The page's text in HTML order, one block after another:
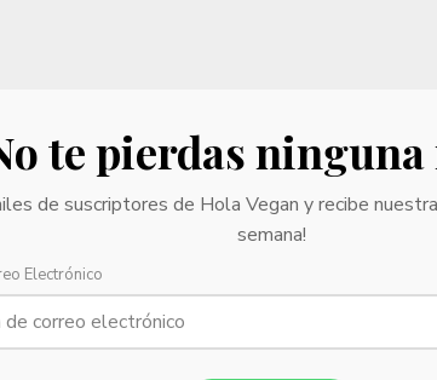
te pierdas
de suscriptores de Hola Vegan y recibe
semana!
Electrónico